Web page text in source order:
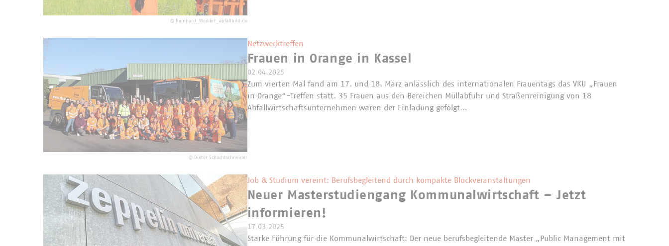
© Reinhard_Weikert_abfallbild.de
© Dieter Schachtschneider
Netzwerktreffen
Frauen in Orange in Kassel
02.04.2025
Zum vierten Mal fand am 17. und 18. März anlässlich des internationalen Frauentags das VKU „Frauen
in Orange“-Treffen statt. 35 Frauen aus den Bereichen Müllabfuhr und Straßenreinigung von 18
Abfallwirtschaftsunternehmen waren der Einladung gefolgt…
Job & Studium vereint: Berufsbegleitend durch kompakte Blockveranstaltungen
Neuer Masterstudiengang Kommunalwirtschaft – Jetzt
informieren!
17.03.2025
Starke Führung für die Kommunalwirtschaft: Der neue berufsbegleitende Master „Public Management mit